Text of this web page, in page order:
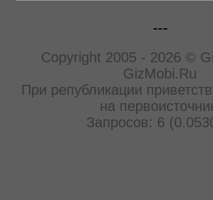
---
Copyright 2005 - 2026 ©
GizMobi.Ru
При републикации
на
Запросов: 6